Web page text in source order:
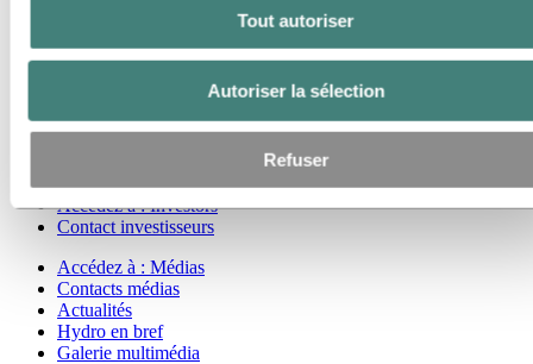
Tout autoriser
Autoriser la sélection
Refuser
Étudiants et diplômés
Domaines de carrière
Rencontrez nos gens
Accédez à :Investors
Contact investisseurs
Accédez à : Médias
Contacts médias
Actualités
Hydro en bref
Galerie multimédia